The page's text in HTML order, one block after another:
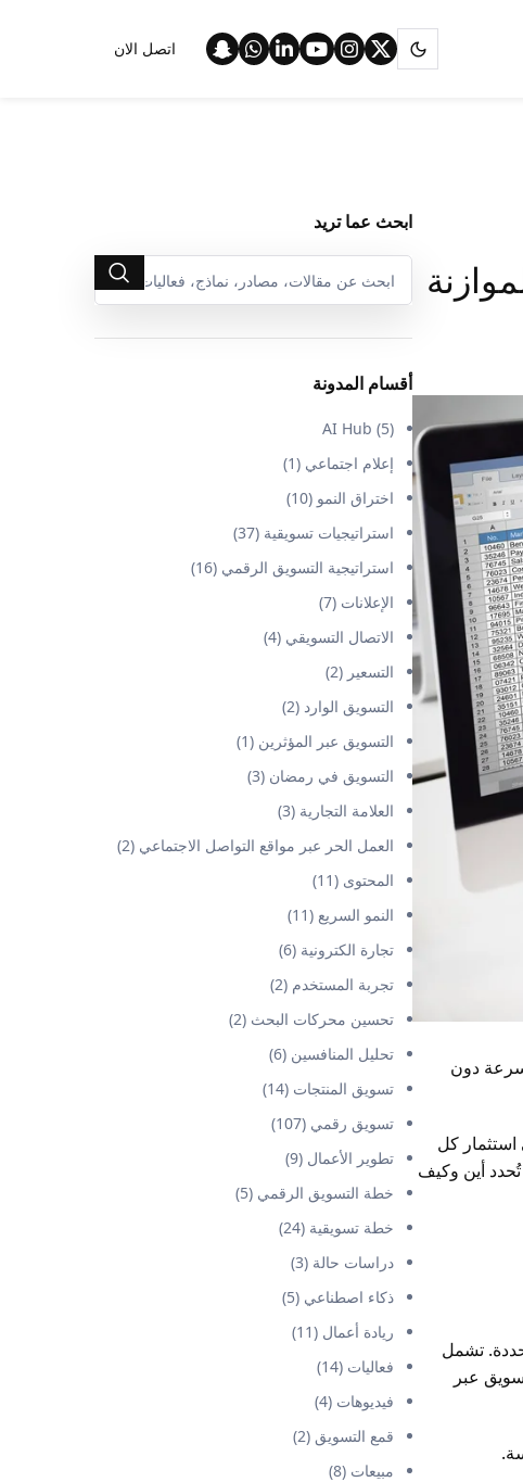
اتصل الان
دون
استثمار كل
أين وكيف
تشمل
عبر
ابحث عما تريد
أقسام المدونة
AI Hub (5)
إعلام اجتماعي (1)
اختراق النمو (10)
استراتيجيات تسويقية (37)
استراتيجية التسويق الرقمي (16)
الإعلانات (7)
الاتصال التسويقي (4)
التسعير (2)
التسويق الوارد (2)
التسويق عبر المؤثرين (1)
التسويق في رمضان (3)
العلامة التجارية (3)
العمل الحر عبر مواقع التواصل الاجتماعي (2)
المحتوى (11)
النمو السريع (11)
تجارة الكترونية (6)
تجربة المستخدم (2)
تحسين محركات البحث (2)
تحليل المنافسين (6)
تسويق المنتجات (14)
تسويق رقمي (107)
تطوير الأعمال (9)
خطة التسويق الرقمي (5)
خطة تسويقية (24)
دراسات حالة (3)
ذكاء اصطناعي (5)
ريادة أعمال (11)
فعاليات (14)
فيديوهات (4)
قمع التسويق (2)
مبيعات (8)